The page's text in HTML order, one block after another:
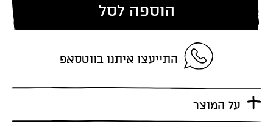
הוספה לסל
התייעצו איתנו בווטסאפ
על המוצר